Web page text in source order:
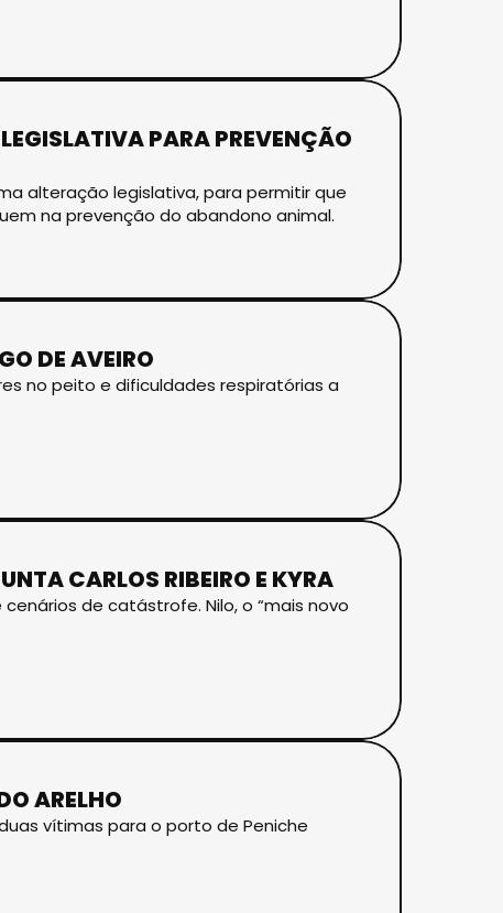
PARA PREVENÇÃO
alteração legislativa, para permitir que
na prevenção do abandono animal.
DE AVEIRO
no peito e dificuldades respiratórias a
CARLOS RIBEIRO E KYRA
de catástrofe. Nilo, o “mais novo
ARELHO
vítimas para o porto de Peniche